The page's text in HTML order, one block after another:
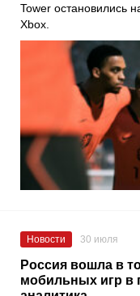
Tower остановились
Xbox.
Новости 30 июля
Россия вошла в
мобильных игр в